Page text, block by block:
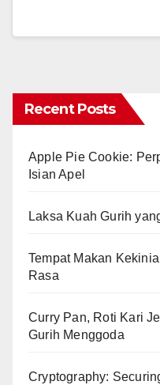
Recent Posts
Apple Pie Cookie:
Isian Apel
Laksa Kuah Gurih
Tempat Makan
Rasa
Curry Pan, Roti Kari
Gurih Menggoda
Cryptography: